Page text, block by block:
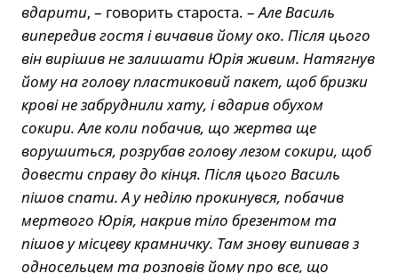
вдарити, – говорить староста. –Але Василь
випередив гостя і вичавив йому око. Після цього
він вирішив не залишати Юрія живим. Натягнув
йому на голову пластиковий пакет, щоб бризки
крові не забруднили хату, і вдарив обухом
сокири. Але коли побачив, що жертва ще
ворушиться, розрубав голову лезом сокири, щоб
довести справу до кінця. Після цього Василь
пішов спати. А у неділю прокинувся, побачив
мертвого Юрія, накрив тіло брезентом та
пішов у місцеву крамничку. Там знову випивав з
односельцем та розповів йому про все, що